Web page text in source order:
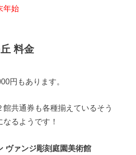
年始
料金
円もあります。
館共通券も各種揃えているそう
るようです！
ヴァンジ彫刻庭園美術館